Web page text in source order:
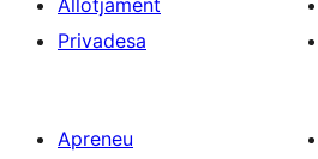
Allotjament
Privadesa
Apreneu